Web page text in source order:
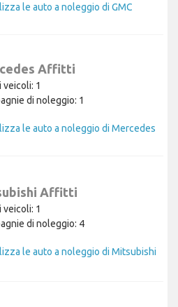
le auto a noleggio di GMC
Affitti
veicoli: 1
di noleggio: 1
le auto a noleggio di Mercedes
Affitti
veicoli: 1
di noleggio: 4
le auto a noleggio di Mitsubishi